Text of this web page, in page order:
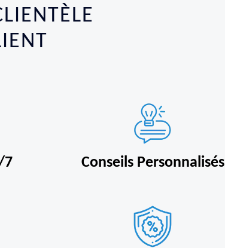
7 Conseils Personnalisés